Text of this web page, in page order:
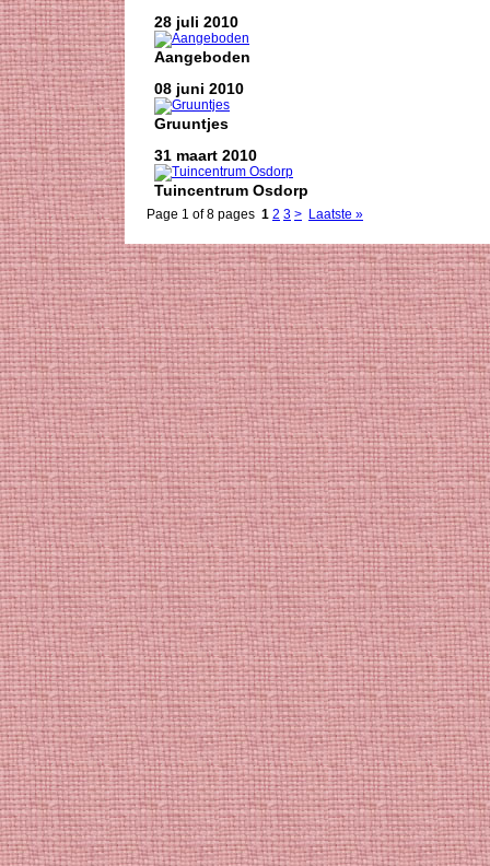
28 juli 2010
Aangeboden
08 juni 2010
Gruuntjes
31 maart 2010
Tuincentrum Osdorp
Page 1 of 8 pages 1 2 3 > Laatste »